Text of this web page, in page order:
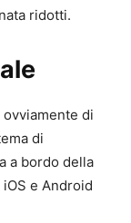
ridotti.
di
di
a bordo della
e Android